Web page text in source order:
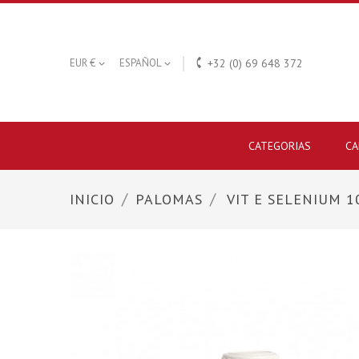
EUR €  ESPAÑOL   +32 (0) 69 648 372
CATEGORIAS
INICIO PALOMAS VIT E SELENIUM